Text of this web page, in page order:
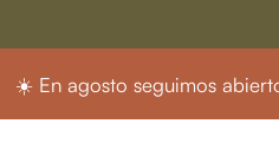
abiertos.Consulta